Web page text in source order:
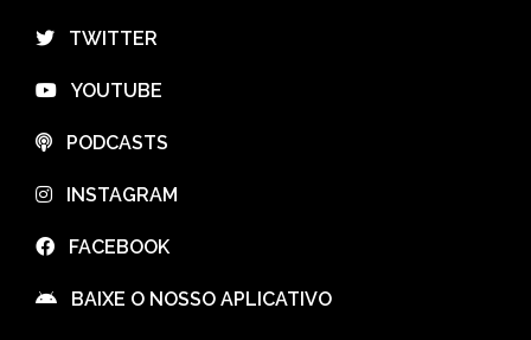
⠀TWITTER
⠀YOUTUBE
⠀PODCASTS
⠀INSTAGRAM
⠀FACEBOOK
⠀BAIXE O NOSSO APLICATIVO